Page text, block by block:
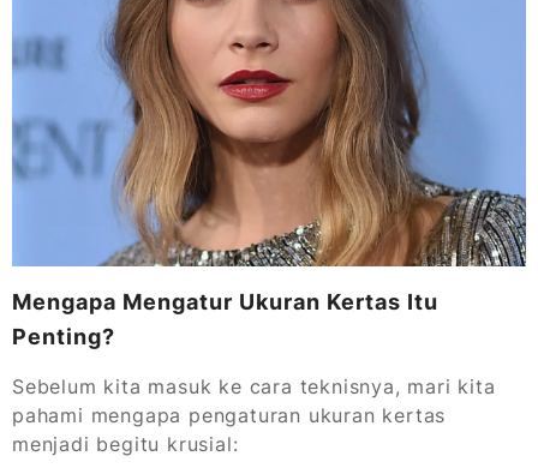
Mengapa Mengatur Ukuran Kertas Itu
Penting?
Sebelum kita masuk ke cara teknisnya, mari kita
pahami mengapa pengaturan ukuran kertas
menjadi begitu krusial: